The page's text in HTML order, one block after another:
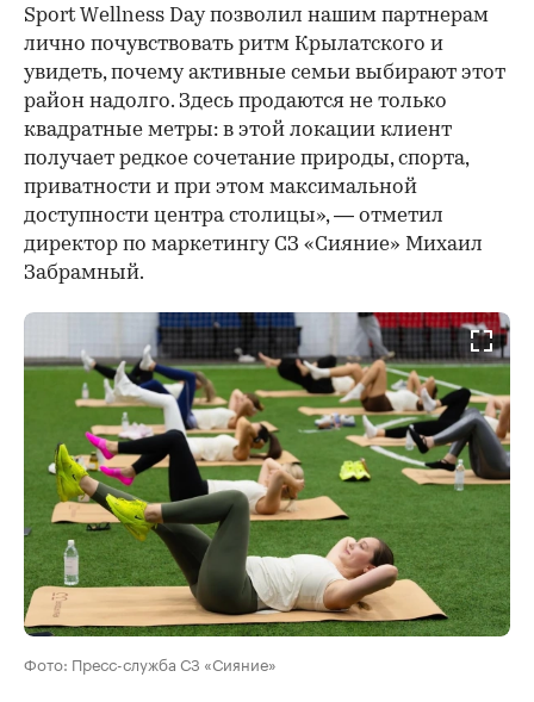
Sport Wellness Day позволил нашим партнерам
лично почувствовать ритм Крылатского и
увидеть, почему активные семьи выбирают этот
район надолго. Здесь продаются не только
квадратные метры: в этой локации клиент
получает редкое сочетание природы, спорта,
приватности и при этом максимальной
доступности центра столицы», — отметил
директор по маркетингу СЗ «Сияние» Михаил
Забрамный.
Фото: Пресс-служба СЗ «Сияние»